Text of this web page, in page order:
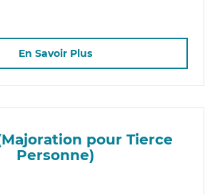
En Savoir Plus
pour Tierce
Personne)